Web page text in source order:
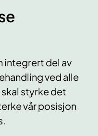
integrert del av
ved alle
styrke det
vår posisjon